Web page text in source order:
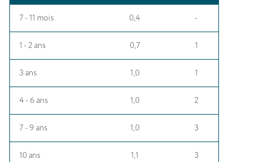
7 - 11 mois 0,4 -
1 - 2 ans 0,7 1
3 ans 1,0 1
4 - 6 ans 1,0 2
7 - 9 ans 1,0 3
10 ans 1,1 3